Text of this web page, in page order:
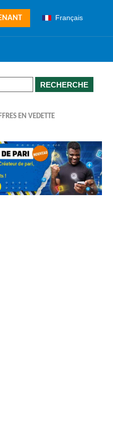
Français
RECHERCHE
EN VEDETTE